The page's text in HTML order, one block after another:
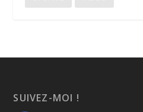
SUIVEZ-MOI !